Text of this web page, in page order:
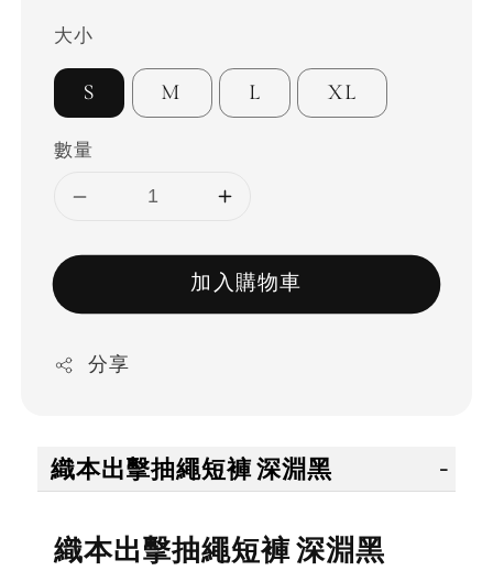
大小
S M L XL
數量
加入購物車
分享
織本出擊抽繩短褲 深淵黑
織本出擊抽繩短褲 深淵黑